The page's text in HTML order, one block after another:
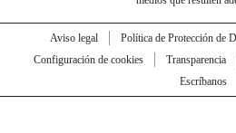
Aviso legal Política de Protección de
Configuración de cookies
Transparencia
Escríbanos